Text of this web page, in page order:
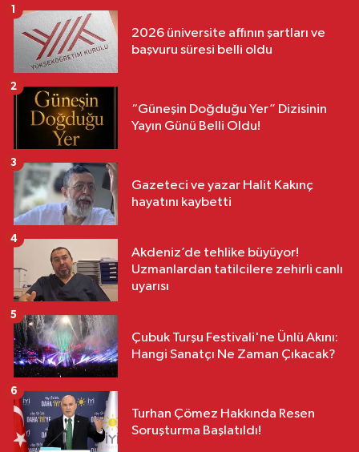
2026 üniversite affının şartları ve
başvuru süresi belli oldu
1
“Güneşin Doğduğu Yer” Dizisinin
Yayın Günü Belli Oldu!
2
Gazeteci ve yazar Halit Kakınç
hayatını kaybetti
3
Akdeniz’de tehlike büyüyor!
Uzmanlardan tatilcilere zehirli canlı
uyarısı
4
Çubuk Turşu Festivali'ne Ünlü Akını:
Hangi Sanatçı Ne Zaman Çıkacak?
5
Turhan Çömez Hakkında Resen
Soruşturma Başlatıldı!
6